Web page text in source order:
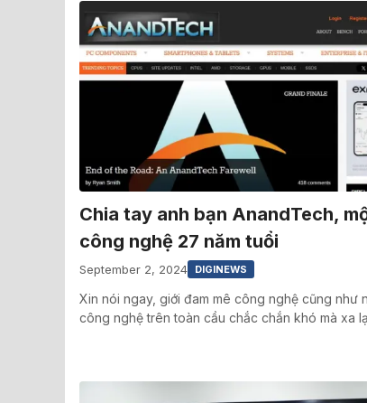
Chia tay anh bạn AnandTech,
công nghệ 27 năm tuổi
September 2, 2024 DIGINEWS
Xin nói ngay, giới đam mê công nghệ cũng như
công nghệ trên toàn cầu chắc chắn khó mà xa